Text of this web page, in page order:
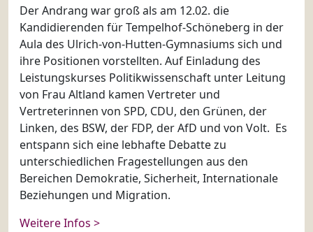
Der Andrang war groß als am 12.02. die
Kandidierenden für Tempelhof-Schöneberg in der
Aula des Ulrich-von-Hutten-Gymnasiums sich und
ihre Positionen vorstellten. Auf Einladung des
Leistungskurses Politikwissenschaft unter Leitung
von Frau Altland kamen Vertreter und
Vertreterinnen von SPD, CDU, den Grünen, der
Linken, des BSW, der FDP, der AfD und von Volt. Es
entspann sich eine lebhafte Debatte zu
unterschiedlichen Fragestellungen aus den
Bereichen Demokratie, Sicherheit, Internationale
Beziehungen und Migration.
Weitere Infos >